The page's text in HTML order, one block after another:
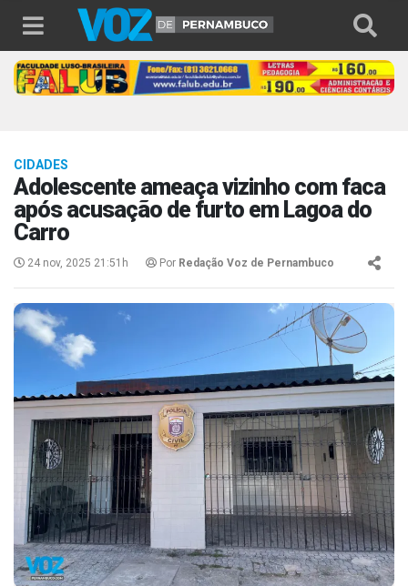
CIDADES
Adolescente ameaça vizinho com faca
após acusação de furto em Lagoa do
Carro
24 nov, 2025 21:51h Por Redação Voz de Pernambuco